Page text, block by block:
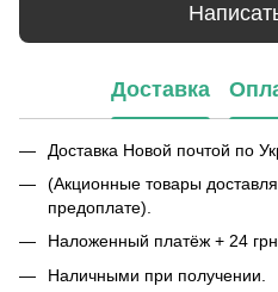
Доставка
Доставка Новой почтой по
(Акционные товары
предоплате).
Наложенный платёж + 24
Наличными при получении.